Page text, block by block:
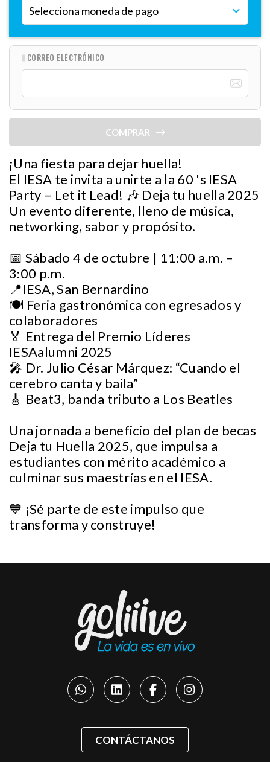
CORREO ELECTRÓNICO
COMPRAR
¡Una fiesta para dejar huella!
El IESA te invita a unirte a la 60 's IESA
Party – Let it Lead! 🎶 Deja tu huella 2025
Un evento diferente, lleno de música,
networking, sabor y propósito.
📅 Sábado 4 de octubre | 11:00 a.m. –
3:00 p.m.
📍IESA, San Bernardino
🍽️ Feria gastronómica con egresados y
colaboradores
🏅 Entrega del Premio Líderes
IESAalumni 2025
🎤 Dr. Julio César Márquez: “Cuando el
cerebro canta y baila”
🎸 Beat3, banda tributo a Los Beatles
Una jornada a beneficio del plan de becas
Deja tu Huella 2025, que impulsa a
estudiantes con mérito académico a
culminar sus maestrías en el IESA.
💙 ¡Sé parte de este impulso que
transforma y construye!
CONTÁCTANOS